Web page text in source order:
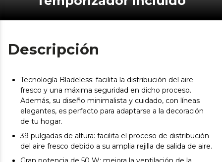
Descripción
Tecnología Bladeless: facilita la distribución del aire
fresco y una máxima seguridad en dicho proceso.
Además, su diseño minimalista y cuidado, con líneas
elegantes, es perfecto para adaptarse a la decoración
de tu hogar.
39 pulgadas de altura: facilita el proceso de distribución
del aire fresco debido a su amplia rejilla de salida de aire.